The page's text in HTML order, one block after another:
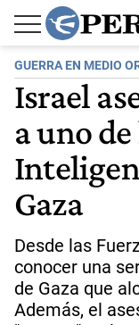
GUERRA EN MEDIO
Israel
a uno
Gaza
Desde las
conocer una
de Gaza que
Además, el